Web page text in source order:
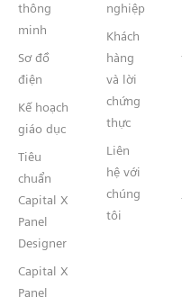
thông
minh
Sơ đồ
điện
Kế hoạch
giáo dục
Tiêu
chuẩn
Capital X
Panel
Designer
Capital X
Panel
nghiệp
Khách
hàng
và lời
chứng
thực
Liên
hệ với
chúng
tôi